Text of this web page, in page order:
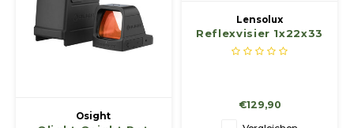
Osight
Lensolux
Reflexvisier 1x22x33
mit 4
€129,90